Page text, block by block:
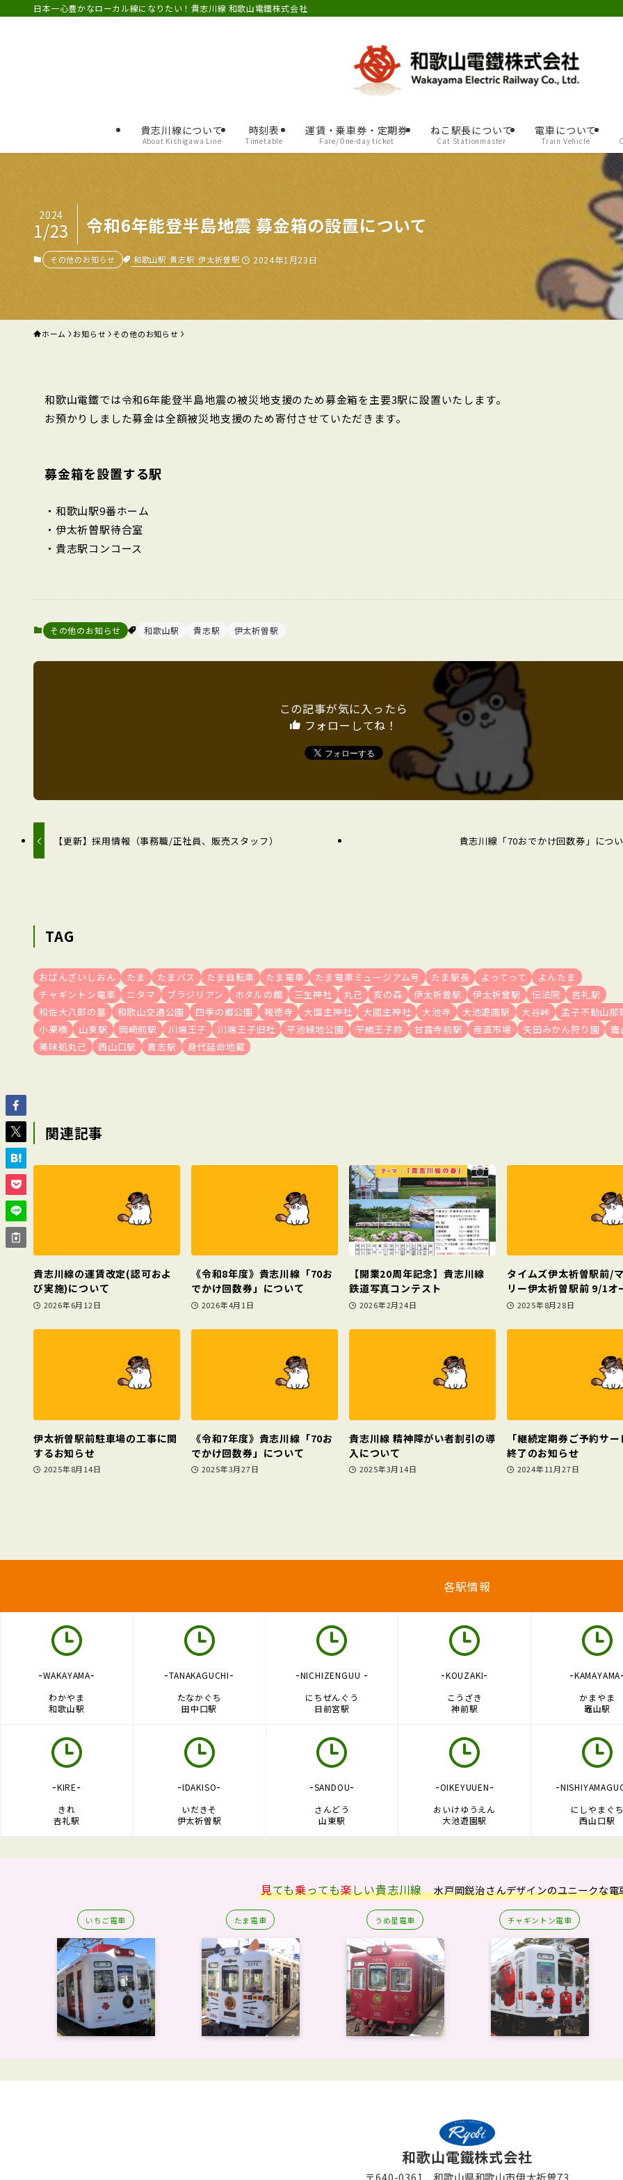
日本一心豊かなローカル線になりたい！貴志川線 和歌山電鐵株式会社
貴志川線について
About Kishigawa Line
時刻表
Timetable
運賃・乗車券・定期券
Fare/One-day ticket
ねこ駅長について
Cat Stationmaster
電車について
Train Vehicle
令和6年能登半島地震 募金箱の設置について
2024
1/23
その他のお知らせ 和歌山駅 貴志駅 伊太祈曽駅 2024年1月23日
ホーム お知らせ その他のお知らせ
和歌山電鐵では令和6年能登半島地震の被災地支援のため募金箱を主要3駅に設置いたします。
お預かりしました募金は全額被災地支援のため寄付させていただきます。
募金箱を設置する駅
・和歌山駅9番ホーム
・伊太祈曽駅待合室
・貴志駅コンコース
その他のお知らせ 和歌山駅 貴志駅 伊太祈曽駅
この記事が気に入ったら
フォローしてね！
【更新】採用情報（事務職/正社員、販売スタッフ） 貴志川線「70おでかけ回数券」につ
TAG
おばんざいしおん たま たまバス たま自転車 たま電車 たま電車ミュージアム号 たま駅長 よってって
よんたま
チャギントン電車
ニタマ ブラジリアン ホタルの館 三生神社 丸己 亥の森 伊太祈曽駅 伊太祈曾駅 伝法院
吉礼駅
和佐大八郎の墓
和歌山交通公園 四季の郷公園 報徳寺 大国主神社 大國主神社 大池寺 大池遊園駅 大谷峠
孟子不動山那
小栗橋
山東駅 岡崎前駅 川端王子 川端王子旧社 平池緑地公園 平緒王子跡 甘露寺前駅 産直市場 矢田みかん狩り園
竈
美味処丸己
西山口駅 貴志駅 身代延命地蔵
関連記事
貴志川線の運賃改定(認可およ
び実施)について
2026年6月12日
《令和8年度》貴志川線「70お
でかけ回数券」について
2026年4月1日
【開業20周年記念】貴志川線
鉄道写真コンテスト
2026年2月24日
タイムズ伊太祈曽駅前/
リー伊太祈曽駅前 9/1オ
2025年8月28日
伊太祈曽駅前駐車場の工事に関
するお知らせ
2025年8月14日
《令和7年度》貴志川線「70お
でかけ回数券」について
2025年3月27日
貴志川線 精神障がい者割引の導
入について
2025年3月14日
「継続定期券ご予約サ
終了のお知らせ
2024年11月27日
各駅情報
-WAKAYAMA-
わかやま
和歌山駅
-TANAKAGUCHI-
たなかぐち
田中口駅
-NICHIZENGUU -
にちぜんぐう
日前宮駅
-KOUZAKI-
こうざき
神前駅
-KAMAYAMA
かまやま
竈山駅
-KIRE-
きれ
吉礼駅
-IDAKISO-
いだきそ
伊太祈曽駅
-SANDOU-
さんどう
山東駅
-OIKEYUUEN-
おいけゆうえん
大池遊園駅
-
にしやまぐ
西山口駅
見ても乗っても楽しい貴志川線 水戸岡鋭治さんデザインのユニークな
いちご電車 たま電車 うめ星電車 チャギントン電車
和歌山電鐵株式会社